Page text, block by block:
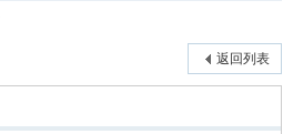
返回列表